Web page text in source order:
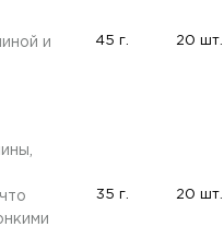
и
45 г. 20 шт.
35 г. 20 шт.